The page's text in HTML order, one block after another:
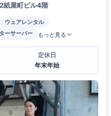
紙屋町ビル4階
ウェアレンタル
ーサーバー もっと見る
定休日
年末年始